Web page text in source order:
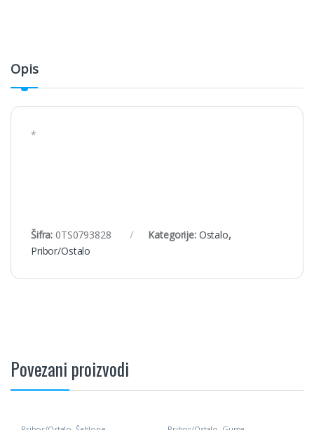
Opis
*
Šifra: 0TS0793828 Kategorije: Ostalo,
Pribor/Ostalo
Povezani proizvodi